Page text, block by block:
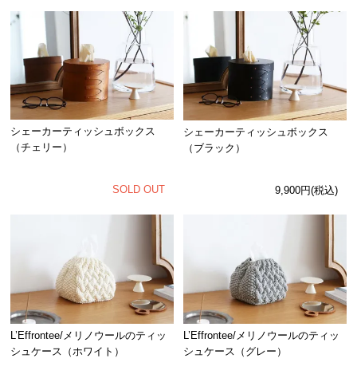
シェーカーティッシュボックス
（チェリー）
SOLD OUT
シェーカーティッシュボックス
（ブラック）
9,900円(税込)
L’Effrontee/メリノウールのティッ
シュケース（ホワイト）
L’Effrontee/メリノウールのティッ
シュケース（グレー）